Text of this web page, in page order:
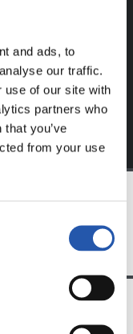
and ads, to
our traffic.
use of our site with
partners who
you’ve
from your use
vous.